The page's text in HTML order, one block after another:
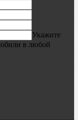
Укажите
в любой